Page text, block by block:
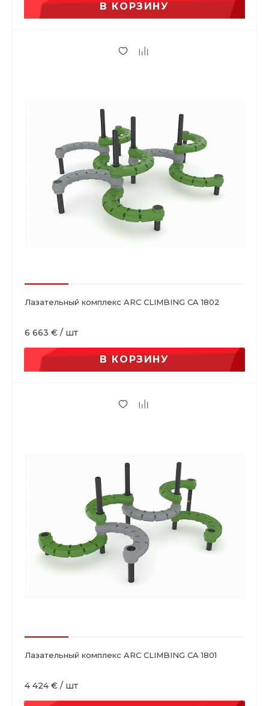
В КОРЗИНУ
Лазательный комплекс ARC CLIMBING CA 1802
6 663 € / шт
В КОРЗИНУ
Лазательный комплекс ARC CLIMBING CA 1801
4 424 € / шт